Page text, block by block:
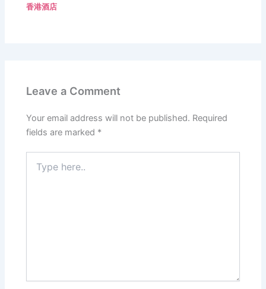
香港酒店
Leave a Comment
Your email address will not be published. Required
fields are marked *
here..